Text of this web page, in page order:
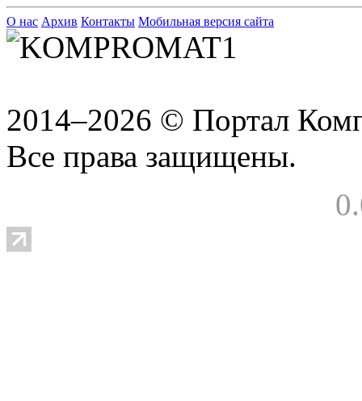
О нас Архив Контакты Мобильная версия сайта
2014–2026 © Портал
Все права защищены.